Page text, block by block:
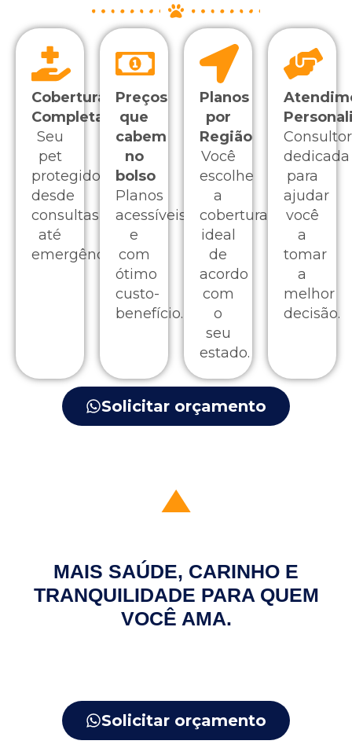
Cobertura
Completa
Seu
pet
protegido
desde
consultas
até
emergências.
Preços
que
cabem
no
bolso
Planos
acessíveis
e
com
ótimo
custo-
benefício.
Planos
por
Região
Você
escolhe
a
cobertura
ideal
de
acordo
com
o
seu
estado.
dedicada
para
ajudar
você
a
tomar
a
melhor
decisão.
Solicitar orçamento
MAIS SAÚDE, CARINHO E
TRANQUILIDADE PARA QUEM
VOCÊ AMA.
Solicitar orçamento